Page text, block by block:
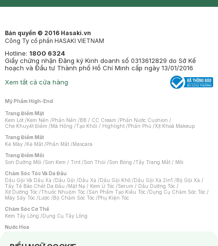
Bản quyền © 2016 Hasaki.vn
Công Ty cổ phần HASAKI VIETNAM
Hotline: 1800 6324
Giấy chứng nhận Đăng ký Kinh doanh số 0313612829 do Sở Kế
hoạch và Đầu tư Thành phố Hồ Chí Minh cấp ngày 13/01/2016
Xem tất cả cửa hàng
Mỹ Phẩm High-End
Trang Điểm Mặt
Kem Lót /Kem Nền /Phấn Nền /BB / CC Cream /Phấn Nước Cushion /
Che Khuyết Điểm /Má Hồng /Tạo Khối / Highlight /Phấn Phủ /Xịt Khoá Makeup
Trang Điểm Mắt
Kẻ Mày /Kẻ Mắt /Phấn Mắt /Mascara
Trang Điểm Môi
Son Dưỡng Môi /Son Kem / Tint /Son Thỏi /Son Bóng /Tẩy Trang Mắt / Môi
Chăm Sóc Tóc Và Da Đầu
Dầu Gội Và Dầu Xả /Dầu Gội /Dầu Xả /Dầu Gội Khô /Dầu Gội Xả 2in1 /Bộ Gội Xả /
Tẩy Tế Bào Chết Da Đầu /Mặt Nạ / Kem Ủ Tóc /Serum / Dầu Dưỡng Tóc /
Xịt Dưỡng Tóc /Thuốc Nhuộm Tóc /Sản Phẩm Tạo Kiểu Tóc /Dụng Cụ Chăm Sóc Tóc /
Máy Sấy Tóc /Lược /Bộ Chăm Sóc Tóc /Phụ Kiện Tóc
Chăm Sóc Cơ Thể
Kem Tẩy Lông /Dụng Cụ Tẩy Lông
Nước Hoa
Nước Hoa Nữ